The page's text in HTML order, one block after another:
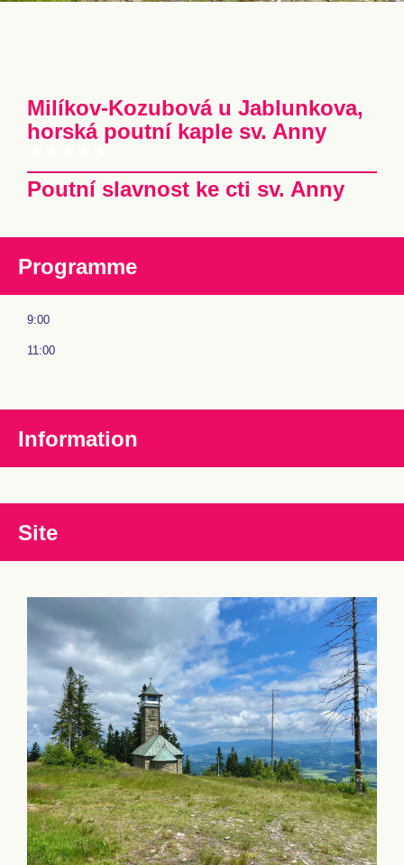
Milíkov-Kozubová u Jablunkova,
horská poutní kaple sv. Anny
Poutní slavnost ke cti sv. Anny
Programme
9:00
11:00
Information
Site